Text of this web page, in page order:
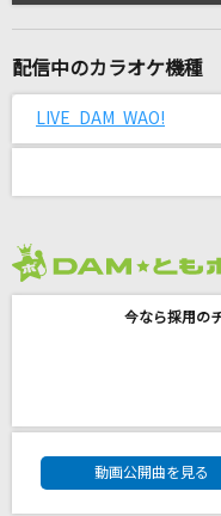
君と夏フェス
SHISHAMO
Mr.Children
大不正解
宇多田ヒカル
配信中のカラオケ機種
LIVE DAM WAO!
今なら採用の
DAM★とも
動画公開曲を見る